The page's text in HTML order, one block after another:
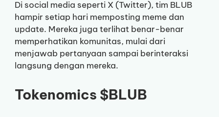
Di social media seperti X (Twitter), tim BLUB
hampir setiap hari memposting meme dan
update. Mereka juga terlihat benar-benar
memperhatikan komunitas, mulai dari
menjawab pertanyaan sampai berinteraksi
langsung dengan mereka.
Tokenomics $BLUB